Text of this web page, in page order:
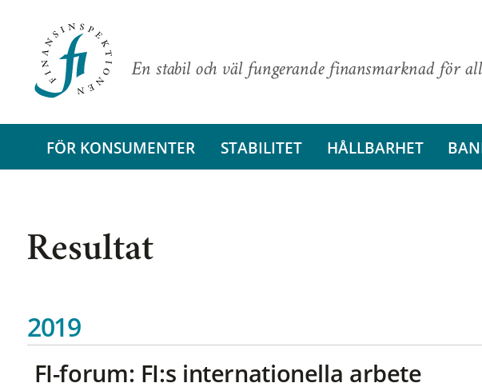
En stabil och väl fungerande finansmarknad för
FÖR KONSUMENTER STABILITET HÅLLBARHET
Resultat
2019
FI-forum: FI:s internationella arbete